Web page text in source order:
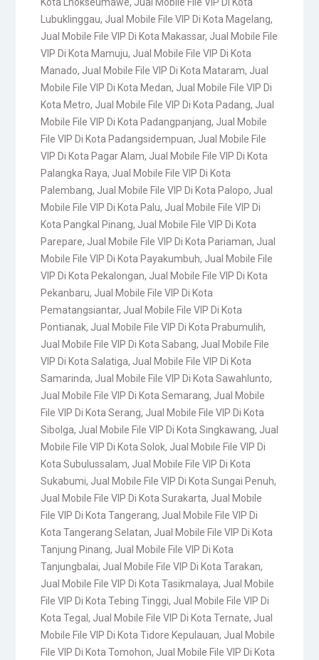
Lubuklinggau, Jual Mobile File VIP Di Kota Magelang,
Jual Mobile File VIP Di Kota Makassar, Jual Mobile File
VIP Di Kota Mamuju, Jual Mobile File VIP Di Kota
Manado, Jual Mobile File VIP Di Kota Mataram, Jual
Mobile File VIP Di Kota Medan, Jual Mobile File VIP Di
Kota Metro, Jual Mobile File VIP Di Kota Padang, Jual
Mobile File VIP Di Kota Padangpanjang, Jual Mobile
File VIP Di Kota Padangsidempuan, Jual Mobile File
VIP Di Kota Pagar Alam, Jual Mobile File VIP Di Kota
Palangka Raya, Jual Mobile File VIP Di Kota
Palembang, Jual Mobile File VIP Di Kota Palopo, Jual
Mobile File VIP Di Kota Palu, Jual Mobile File VIP Di
Kota Pangkal Pinang, Jual Mobile File VIP Di Kota
Parepare, Jual Mobile File VIP Di Kota Pariaman, Jual
Mobile File VIP Di Kota Payakumbuh, Jual Mobile File
VIP Di Kota Pekalongan, Jual Mobile File VIP Di Kota
Pekanbaru, Jual Mobile File VIP Di Kota
Pematangsiantar, Jual Mobile File VIP Di Kota
Pontianak, Jual Mobile File VIP Di Kota Prabumulih,
Jual Mobile File VIP Di Kota Sabang, Jual Mobile File
VIP Di Kota Salatiga, Jual Mobile File VIP Di Kota
Samarinda, Jual Mobile File VIP Di Kota Sawahlunto,
Jual Mobile File VIP Di Kota Semarang, Jual Mobile
File VIP Di Kota Serang, Jual Mobile File VIP Di Kota
Sibolga, Jual Mobile File VIP Di Kota Singkawang, Jual
Mobile File VIP Di Kota Solok, Jual Mobile File VIP Di
Kota Subulussalam, Jual Mobile File VIP Di Kota
Sukabumi, Jual Mobile File VIP Di Kota Sungai Penuh,
Jual Mobile File VIP Di Kota Surakarta, Jual Mobile
File VIP Di Kota Tangerang, Jual Mobile File VIP Di
Kota Tangerang Selatan, Jual Mobile File VIP Di Kota
Tanjung Pinang, Jual Mobile File VIP Di Kota
Tanjungbalai, Jual Mobile File VIP Di Kota Tarakan,
Jual Mobile File VIP Di Kota Tasikmalaya, Jual Mobile
File VIP Di Kota Tebing Tinggi, Jual Mobile File VIP Di
Kota Tegal , Jual Mobile File VIP Di Kota Ternate, Jual
Mobile File VIP Di Kota Tidore Kepulauan, Jual Mobile
File VIP Di Kota Tomohon, Jual Mobile File VIP Di Kota